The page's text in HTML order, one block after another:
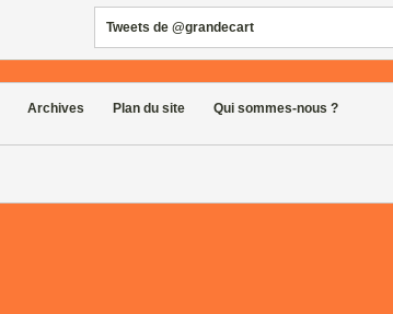
Tweets de @grandecart
Archives Plan du site Qui sommes-nous ?